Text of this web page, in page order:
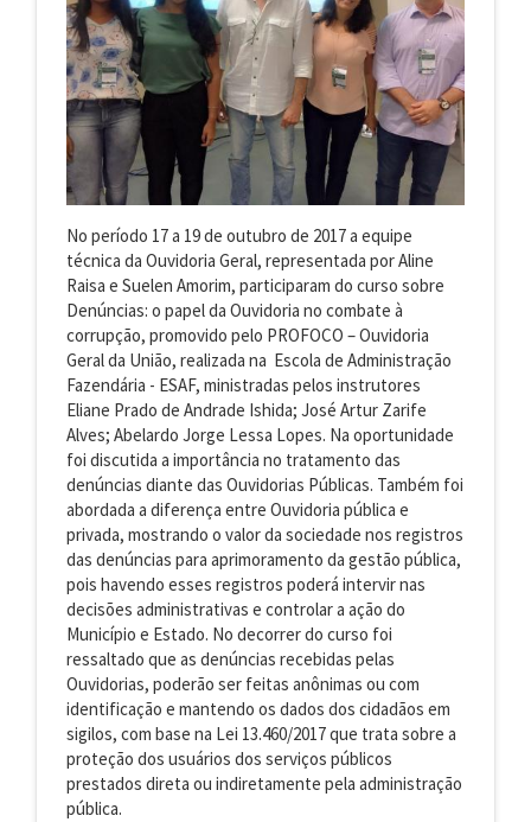
No período 17 a 19 de outubro de 2017 a equipe
técnica da Ouvidoria Geral, representada por Aline
Raisa e Suelen Amorim, participaram do curso sobre
Denúncias: o papel da Ouvidoria no combate à
corrupção, promovido pelo PROFOCO – Ouvidoria
Geral da União, realizada na Escola de Administração
Fazendária - ESAF, ministradas pelos instrutores
Eliane Prado de Andrade Ishida; José Artur Zarife
Alves; Abelardo Jorge Lessa Lopes. Na oportunidade
foi discutida a importância no tratamento das
denúncias diante das Ouvidorias Públicas. Também foi
abordada a diferença entre Ouvidoria pública e
privada, mostrando o valor da sociedade nos registros
das denúncias para aprimoramento da gestão pública,
pois havendo esses registros poderá intervir nas
decisões administrativas e controlar a ação do
Município e Estado. No decorrer do curso foi
ressaltado que as denúncias recebidas pelas
Ouvidorias, poderão ser feitas anônimas ou com
identificação e mantendo os dados dos cidadãos em
sigilos, com base na Lei 13.460/2017 que trata sobre a
proteção dos usuários dos serviços públicos
prestados direta ou indiretamente pela administração
pública.